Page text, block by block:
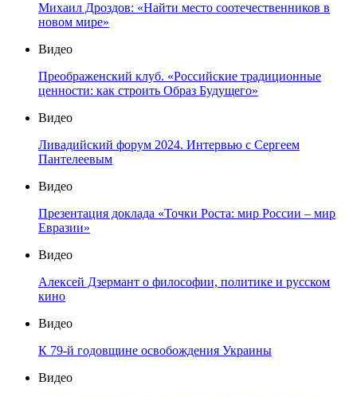
Михаил Дроздов: «Найти место соотечественников в
новом мире»
Видео
Преображенский клуб. «Российские традиционные
ценности: как строить Образ Будущего»
Видео
Ливадийский форум 2024. Интервью с Сергеем
Пантелеевым
Видео
Презентация доклада «Точки Роста: мир России – мир
Евразии»
Видео
Алексей Дзермант о философии, политике и русском
кино
Видео
К 79-й годовщине освобождения Украины
Видео